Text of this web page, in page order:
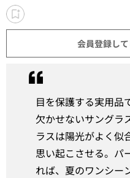
会員登録し
目を保護する実用品
欠かせないサングラ
ラスは陽光がよく似
思い起こさせる。パ
れば、夏のワンシー